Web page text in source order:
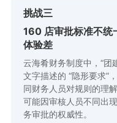
挑战三
160 店审批标准不统
体验差
云海肴财务制度中，“团
文字描述的 “隐形要求”
同财务人员对规则的理
可能因审核人员不同出
务审批的权威性。